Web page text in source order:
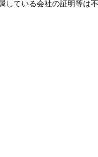
している会社の証明等は不